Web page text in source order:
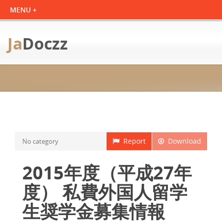
JaDoczz
Download
Report
No category
2015年度（平成27年
度） 私費外国人留学
生奨学金募集情報